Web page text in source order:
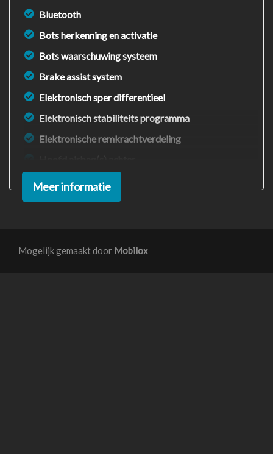
Bluetooth
Bots herkenning en activatie
Bots waarschuwing systeem
Brake assist system
Elektronisch sper differentieel
Elektronisch stabiliteits programma
Elektronische remkrachtverdeling
Hoofd airbag(s) voor
Knie airbag(s)
Meer informatie
Mogelijk gemaakt door Mobilox